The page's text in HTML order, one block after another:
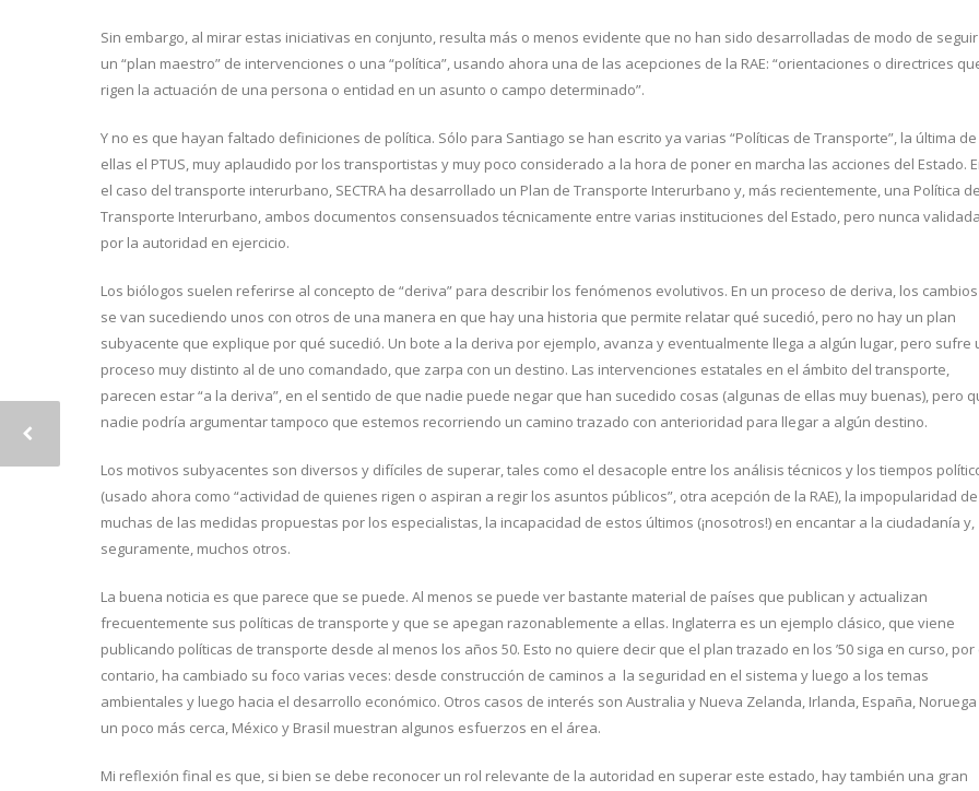
Sin embargo, al mirar estas iniciativas en conjunto, resulta más o menos evidente que no han sido desarrolladas de modo de seguir
un “plan maestro” de intervenciones o una “política”, usando ahora una de las acepciones de la RAE: “orientaciones o directrices
rigen la actuación de una persona o entidad en un asunto o campo determinado”.
Y no es que hayan faltado definiciones de política. Sólo para Santiago se han escrito ya varias “Políticas de Transporte”, la última de
ellas el PTUS, muy aplaudido por los transportistas y muy poco considerado a la hora de poner en marcha las acciones del Estado.
el caso del transporte interurbano, SECTRA ha desarrollado un Plan de Transporte Interurbano y, más recientemente, una Política de
Transporte Interurbano, ambos documentos consensuados técnicamente entre varias instituciones del Estado, pero nunca
por la autoridad en ejercicio.
Los biólogos suelen referirse al concepto de “deriva” para describir los fenómenos evolutivos. En un proceso de deriva, los cambios
se van sucediendo unos con otros de una manera en que hay una historia que permite relatar qué sucedió, pero no hay un plan
subyacente que explique por qué sucedió. Un bote a la deriva por ejemplo, avanza y eventualmente llega a algún lugar, pero sufre
proceso muy distinto al de uno comandado, que zarpa con un destino. Las intervenciones estatales en el ámbito del transporte,
parecen estar “a la deriva”, en el sentido de que nadie puede negar que han sucedido cosas (algunas de ellas muy buenas), pero
nadie podría argumentar tampoco que estemos recorriendo un camino trazado con anterioridad para llegar a algún destino.
Los motivos subyacentes son diversos y difíciles de superar, tales como el desacople entre los análisis técnicos y los tiempos
(usado ahora como “actividad de quienes rigen o aspiran a regir los asuntos públicos”, otra acepción de la RAE), la impopularidad de
muchas de las medidas propuestas por los especialistas, la incapacidad de estos últimos (¡nosotros!) en encantar a la ciudadanía y,
seguramente, muchos otros.
La buena noticia es que parece que se puede. Al menos se puede ver bastante material de países que publican y actualizan
frecuentemente sus políticas de transporte y que se apegan razonablemente a ellas. Inglaterra es un ejemplo clásico, que viene
publicando políticas de transporte desde al menos los años 50. Esto no quiere decir que el plan trazado en los ’50 siga en curso, por
contario, ha cambiado su foco varias veces: desde construcción de caminos a la seguridad en el sistema y luego a los temas
ambientales y luego hacia el desarrollo económico. Otros casos de interés son Australia y Nueva Zelanda, Irlanda, España, Noruega
un poco más cerca, México y Brasil muestran algunos esfuerzos en el área.
Mi reflexión final es que, si bien se debe reconocer un rol relevante de la autoridad en superar este estado, hay también una gran